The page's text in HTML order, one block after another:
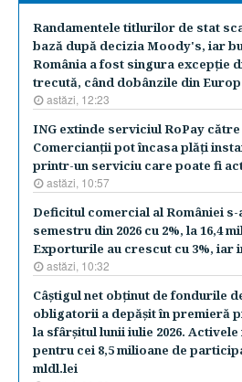
Randamentele titlurilor de stat
bază după decizia Moody's, iar
România a fost singura excepţie
trecută, când dobânzile din
astăzi, 12:23
ING extinde serviciul RoPay
Comercianţii pot încasa plăţi
printr-un serviciu care poate fi
astăzi, 10:57
Deficitul comercial al României
semestru din 2026 cu 2%, la 16,4
Exporturile au crescut cu 3%, iar
astăzi, 10:32
Câştigul net obţinut de fondurile
obligatorii a depăşit în premieră
la sfârşitul lunii iulie 2026.
pentru cei 8,5 milioane de
mldl.lei